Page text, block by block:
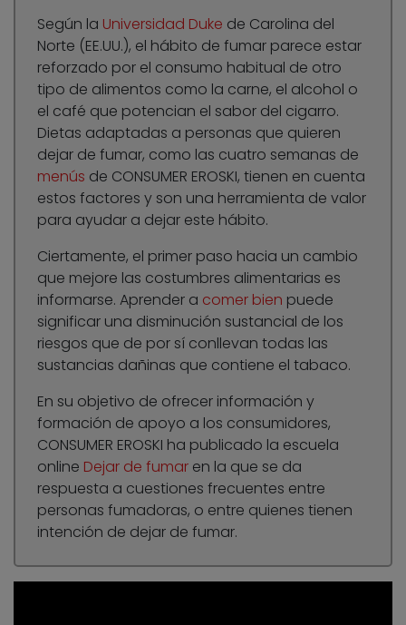
Según la Universidad Duke de Carolina del
Norte (EE.UU.), el hábito de fumar parece estar
reforzado por el consumo habitual de otro
tipo de alimentos como la carne, el alcohol o
el café que potencian el sabor del cigarro.
Dietas adaptadas a personas que quieren
dejar de fumar, como las cuatro semanas de
menús de CONSUMER EROSKI, tienen en cuenta
estos factores y son una herramienta de valor
para ayudar a dejar este hábito.
Ciertamente, el primer paso hacia un cambio
que mejore las costumbres alimentarias es
informarse. Aprender a comer bien puede
significar una disminución sustancial de los
riesgos que de por sí conllevan todas las
sustancias dañinas que contiene el tabaco.
En su objetivo de ofrecer información y
formación de apoyo a los consumidores,
CONSUMER EROSKI ha publicado la escuela
online Dejar de fumar en la que se da
respuesta a cuestiones frecuentes entre
personas fumadoras, o entre quienes tienen
intención de dejar de fumar.